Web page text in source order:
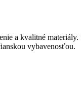
a kvalitné
vybavenosťou.